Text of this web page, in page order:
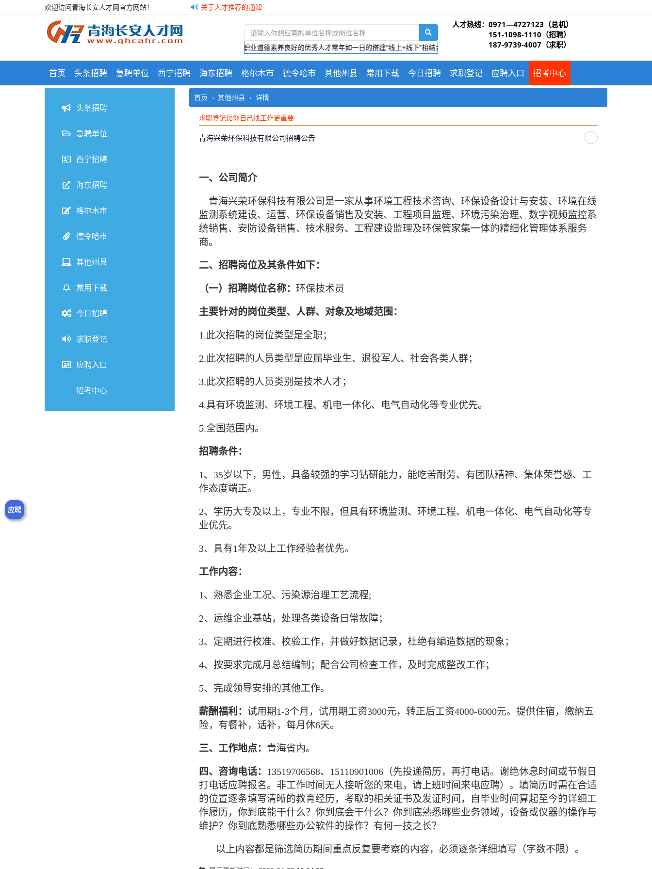
应聘
欢迎访问青海长安人才网官方网站！
关于人才推荐的通知
格尔木国企招聘总经理
青海物产爆破技术服务有限公司招聘公告
）始于2009年3月22日。为有知识、有技能、有经验、职业道德素养良好的优秀人才常年如一日的搭建“线上+线下”相结合的“量体裁衣”式多种招聘模式。兼职岗位，全职岗位相结合的全方位、
人才热线： 0971—4727123（总机）
151-1098-1110（招聘）
187-9739-4007（求职）
首页 头条招聘 急聘单位 西宁招聘 海东招聘 格尔木市 德令哈市 其他州县 常用下载 今日招聘 求职登记 应聘入口 招考中心
头条招聘
急聘单位
西宁招聘
海东招聘
格尔木市
德令哈市
其他州县
常用下载
今日招聘
求职登记
应聘入口
招考中心
首页 其他州县 详情
求职登记比你自己找工作更重要
求职登记比你自己找工作更重要
求职登记比你自己找工作更重要
青海兴荣环保科技有限公司招聘公告
一、公司简介
青海兴荣环保科技有限公司是一家从事环境工程技术咨询、环保设备设计与安装、环境在线
监测系统建设、运营、环保设备销售及安装、工程项目监理、环境污染治理、数字视频监控系
统销售、安防设备销售、技术服务、工程建设监理及环保管家集一体的精细化管理体系服务
商。
二、招聘岗位及其条件如下：
（一）招聘岗位名称： 环保技术员
主要针对的岗位类型、人群、对象及地域范围：
1.此次招聘的岗位类型是全职；
2.此次招聘的人员类型是应届毕业生、退役军人、社会各类人群；
3.此次招聘的人员类别是技术人才；
4.具有环境监测、环境工程、机电一体化、电气自动化等专业优先。
5.全国范围内。
招聘条件：
1、35岁以下，男性，具备较强的学习钻研能力，能吃苦耐劳、有团队精神、集体荣誉感、工
作态度端正。
2、学历大专及以上，专业不限，但具有环境监测、环境工程、机电一体化、电气自动化等专
业优先。
3、具有1年及以上工作经验者优先。
工作内容：
1、熟悉企业工况、污染源治理工艺流程;
2、运维企业基站，处理各类设备日常故障；
3、定期进行校准、校验工作，并做好数据记录，杜绝有编造数据的现象；
4、按要求完成月总结编制；配合公司检查工作，及时完成整改工作；
5、完成领导安排的其他工作。
薪酬福利： 试用期1-3个月，试用期工资3000元，转正后工资4000-6000元。提供住宿，缴纳五
险，有餐补，话补，每月休6天。
三、工作地点： 青海省内。
四、咨询电话： 13519706568、15110901006（先投递简历，再打电话。谢绝休息时间或节假日
打电话应聘报名。非工作时间无人接听您的来电，请上班时间来电应聘）。填简历时需在合适
的位置逐条填写清晰的教育经历，考取的相关证书及发证时间，自毕业时间算起至今的详细工
作履历，你到底能干什么？你到底会干什么？你到底熟悉哪些业务领域，设备或仪器的操作与
维护？你到底熟悉哪些办公软件的操作？有何一技之长？
以上内容都是筛选简历期间重点反复要考察的内容，必须逐条详细填写（字数不限）。